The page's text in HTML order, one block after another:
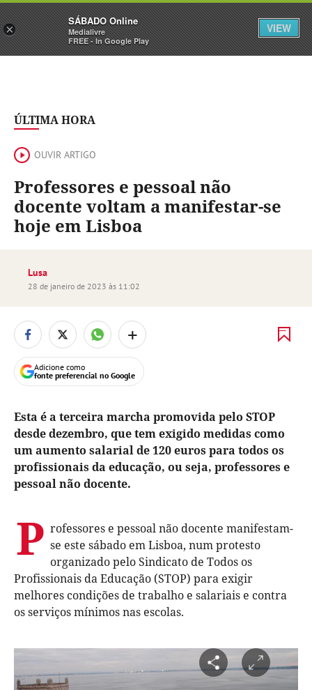
Sábado Assine Iniciar Sessão
ÚLTIMA HORA
OUVIR ARTIGO
Professores e pessoal não
docente voltam a manifestar-se
hoje em Lisboa
Lusa
28 de janeiro de 2023 às 11:02
+
Adicione como
fonte preferencial no Google
Esta é a terceira marcha promovida pelo STOP
desde dezembro, que tem exigido medidas como
um aumento salarial de 120 euros para todos os
profissionais da educação, ou seja, professores e
pessoal não docente.
P rofessores e pessoal não docente manifestam-
se este sábado em Lisboa, num protesto
organizado pelo Sindicato de Todos os
Profissionais da Educação (STOP) para exigir
melhores condições de trabalho e salariais e contra
os serviços mínimos nas escolas.
×
SÁBADO Online
Medialivre
FREE - In Google Play
VIEW